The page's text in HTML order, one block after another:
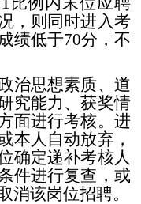
，则同时进入考
绩低于70分，不
治思想素质、道
究能力、获奖情
面进行考核。进
本人自动放弃，
确定递补考核人
件进行复查，或
消该岗位招聘。